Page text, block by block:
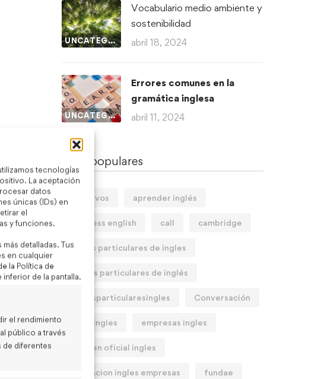
tecnologías
La aceptación
datos
únicas (IDs) en
el
y funciones.
detalladas. Tus
en cualquier
la Política de
de la pantalla.
el rendimiento
público a través
de diferentes
UNCATEGORIZED
Vocabulario medio ambiente y
sostenibilidad
abril 18, 2024
UNCATEGORIZED
Errores comunes en la
gramática inglesa
abril 11, 2024
Tags populares
adjetivos aprender inglés
business english call cambridge
clases particulares de ingles
Clases particulares de inglés
clasesparticularesingles Conversación
cursoingles empresas ingles
examen oficial ingles
formacion ingles empresas fundae